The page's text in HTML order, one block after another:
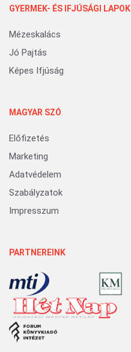
GYERMEK- ÉS IFJÚSÁGI LAPOK
Mézeskalács
Jó Pajtás
Képes Ifjúság
MAGYAR SZÓ
Előfizetés
Marketing
Adatvédelem
Szabályzatok
Impresszum
PARTNEREINK